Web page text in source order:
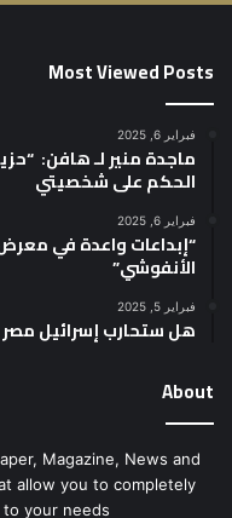
Most Viewed Posts
فبراير 6, 2025
ماجدة منير لـ هافن:
الحكم على شخصيتي
فبراير 6, 2025
“إبداعات واعدة في
الأنفوشي”
فبراير 5, 2025
هل ستحارب إسرائيل مصر
About
Magazine, News and
allow you to completely
your needs.